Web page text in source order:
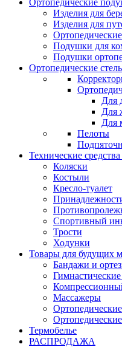
Ортопедические
Изделия для
Изделия для
Подушки для
Подушки
Ортопедические
Для
Для
Для
Пелоты
Технические
Коляски
Костыли
Кресло-туалет
Спортивный
Трости
Ходунки
Товары для будущих
Бандажи и
Массажеры
Термобелье
РАСПРОДАЖА